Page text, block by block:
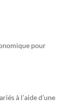
pour
à l’aide d’une